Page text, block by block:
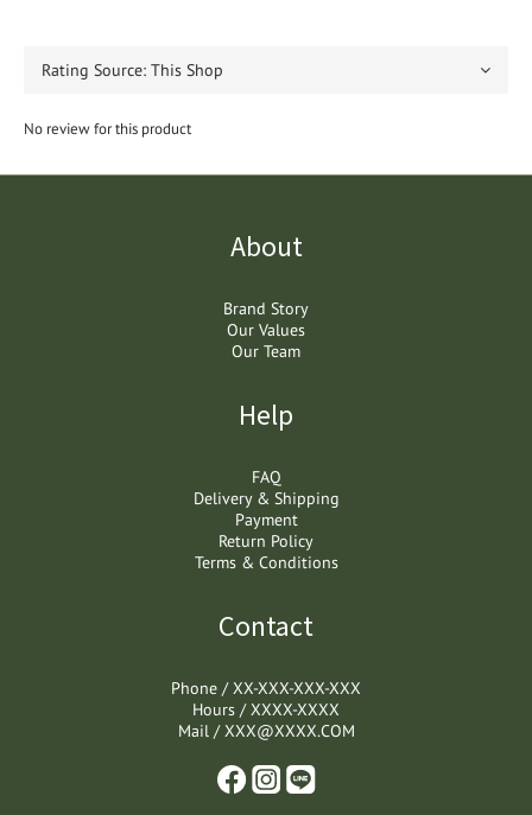
No review for this product
About
Brand Story
Our Values
Our Team
Help
FAQ
Delivery & Shipping
Payment
Return Policy
Terms & Conditions
Contact
Phone / XX-XXX-XXX-XXX
Hours / XXXX-XXXX
Mail / XXX@XXXX.COM